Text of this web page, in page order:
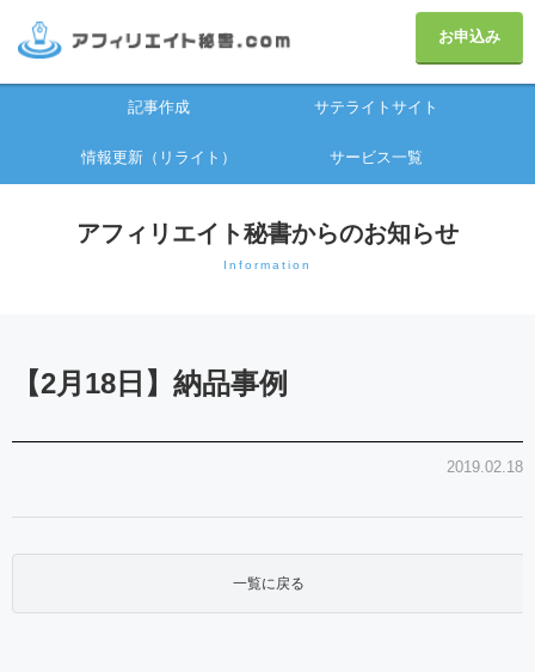
お申込み
記事作成 サテライトサイト
情報更新（リライト） サービス一覧
アフィリエイト秘書からのお知らせ
Information
【2月18日】納品事例
2019.02.18
一覧に戻る